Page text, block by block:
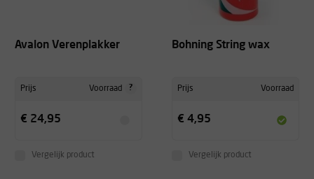
Avalon Verenplakker
Prijs Voorraad ?
€ 24,95
Vergelijk product
Bohning String wax
Prijs Voorraad
€ 4,95
Vergelijk product